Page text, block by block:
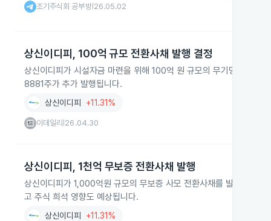
조기주식회 공부방| 26.05.02
상신이디피, 100억 규모 전환사채 발행 결정
상신이디피가 시설자금 마련을 위해 100억 원 규모의 무기명식 이
8881주가 추가 발행됩니다.
상신이디피 +11.31%
이데일리 26.04.30
상신이디피, 1천억 무보증 전환사채 발행
상신이디피가 1,000억원 규모의 무보증 사모 전환사채를 발행했습
고 주식 희석 영향도 예상됩니다.
상신이디피 +11.31%